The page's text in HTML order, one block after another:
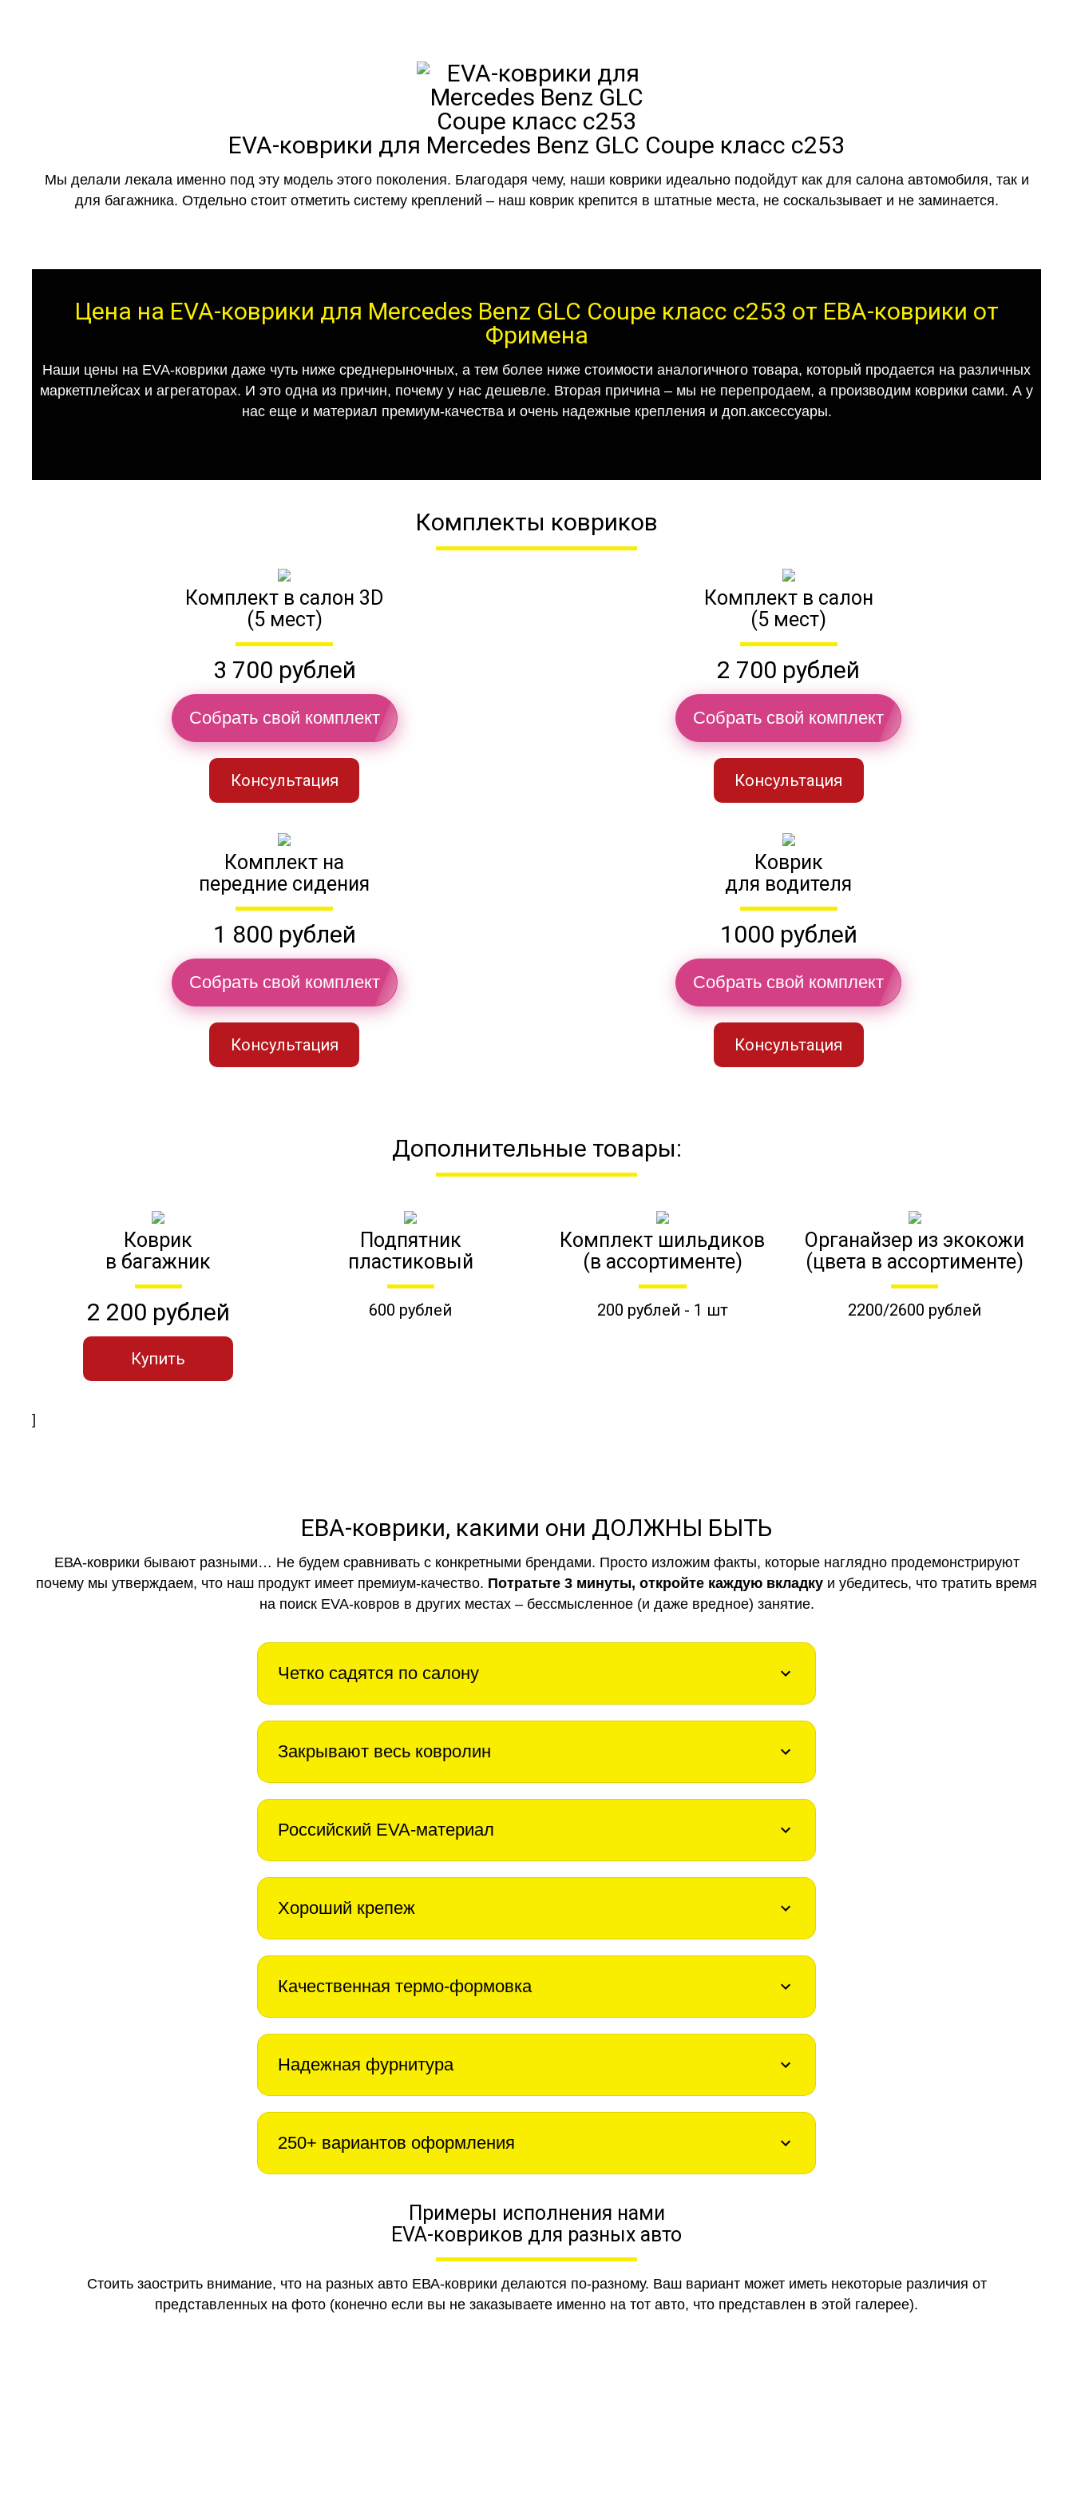
EVA-коврики для Mercedes Benz GLC Coupe класс c253
Мы делали лекала именно под эту модель этого поколения. Благодаря чему, наши коврики идеально подойдут как для салона автомобиля, так и
для багажника. Отдельно стоит отметить систему креплений – наш коврик крепится в штатные места, не соскальзывает и не заминается.
Цена на EVA-коврики для Mercedes Benz GLC Coupe класс c253 от ЕВА-коврики от
Фримена
Наши цены на EVA-коврики даже чуть ниже среднерыночных, а тем более ниже стоимости аналогичного товара, который продается на различных
маркетплейсах и агрегаторах. И это одна из причин, почему у нас дешевле. Вторая причина – мы не перепродаем, а производим коврики сами. А у
нас еще и материал премиум-качества и очень надежные крепления и доп.аксессуары.
Комплекты ковриков
Комплект в салон 3D
(5 мест)
3 700 рублей
Собрать свой комплект
Консультация
Комплект в салон
(5 мест)
2 700 рублей
Собрать свой комплект
Консультация
Комплект на
передние сидения
1 800 рублей
Собрать свой комплект
Консультация
Коврик
для водителя
1000 рублей
Собрать свой комплект
Консультация
Дополнительные товары:
Коврик
в багажник
2 200 рублей
Купить
Подпятник
пластиковый
600 рублей
Комплект шильдиков
(в ассортименте)
200 рублей - 1 шт
Органайзер из экокожи
(цвета в ассортименте)
2200/2600 рублей
]
ЕВА-коврики, какими они ДОЛЖНЫ БЫТЬ
ЕВА-коврики бывают разными… Не будем сравнивать с конкретными брендами. Просто изложим факты, которые наглядно продемонстрируют
почему мы утверждаем, что наш продукт имеет премиум-качество. Потратьте 3 минуты, откройте каждую вкладку и убедитесь, что тратить время
на поиск EVA-ковров в других местах – бессмысленное (и даже вредное) занятие.
Четко садятся по салону
Закрывают весь ковролин
Российский EVA-материал
Хороший крепеж
Качественная термо-формовка
Надежная фурнитура
250+ вариантов оформления
Примеры исполнения нами
EVA-ковриков для разных авто
Стоить заострить внимание, что на разных авто ЕВА-коврики делаются по-разному. Ваш вариант может иметь некоторые различия от
представленных на фото (конечно если вы не заказываете именно на тот авто, что представлен в этой галерее).